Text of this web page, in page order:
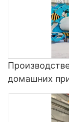
домашних